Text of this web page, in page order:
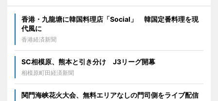
香港・九龍塘に韓国料理店「Social」 韓国定番料理を現
代風に
香港経済新聞
SC相模原、熊本と引き分け J3リーグ開幕
相模原町田経済新聞
関門海峡花火大会、無料エリアなしの門司側をライブ配信